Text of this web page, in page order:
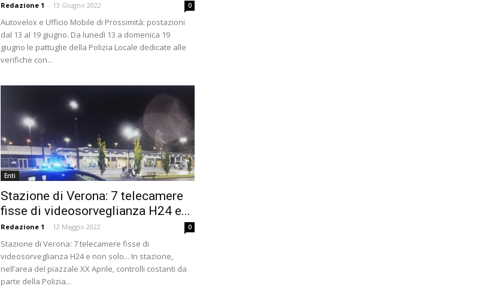
Redazione 1 - 13 Giugno 2022 0
Autovelox e Ufficio Mobile di Prossimità: postazioni
dal 13 al 19 giugno. Da lunedì 13 a domenica 19
giugno le pattuglie della Polizia Locale dedicate alle
verifiche con...
Enti
Stazione di Verona: 7 telecamere
fisse di videosorveglianza H24 e...
Redazione 1 - 12 Maggio 2022 0
Stazione di Verona: 7 telecamere fisse di
videosorveglianza H24 e non solo... In stazione,
nell’area del piazzale XX Aprile, controlli costanti da
parte della Polizia...